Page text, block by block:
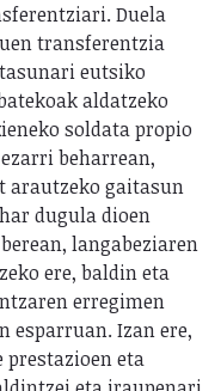
Duela
transferentzia
eutsiko
aldatzeko
soldata propio
beharrean,
arautzeko gaitasun
dugula dioen
langabeziaren
ere, baldin eta
erregimen
esparruan. Izan ere,
eta